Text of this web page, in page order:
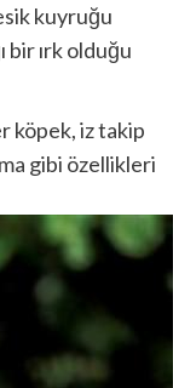
kuyruğu
ırk olduğu
köpek, iz takip
gibi özellikleri